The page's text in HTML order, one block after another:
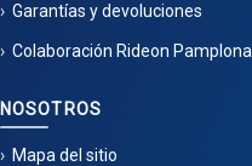
Garantías y devoluciones
Colaboración Rideon Pamplona
NOSOTROS
Mapa del sitio